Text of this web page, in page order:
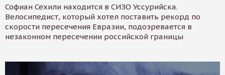
Софиан Сехили находится в СИЗО Уссурийска.
Велосипедист, который хотел поставить рекорд по
скорости пересечения Евразии, подозревается в
незаконном пересечении российской границы